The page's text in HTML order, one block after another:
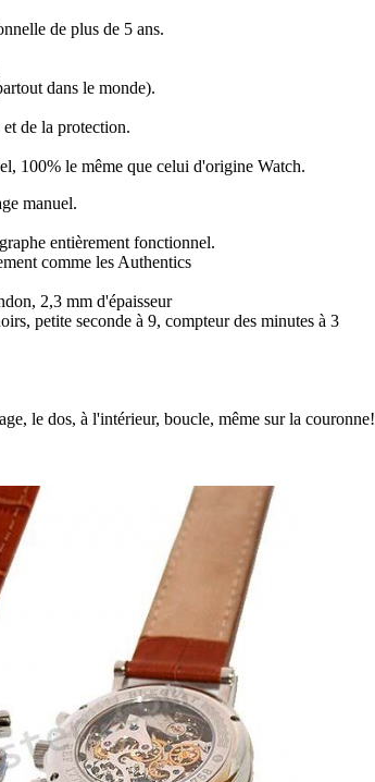
de plus de 5 ans.
dans le monde).
de la protection.
100% le même que celui d'origine Watch.
manuel.
entièrement fonctionnel.
comme les Authentics
2,3 mm d'épaisseur
petite seconde à 9, compteur des minutes à 3
le dos, à l'intérieur, boucle, même sur la couronne!